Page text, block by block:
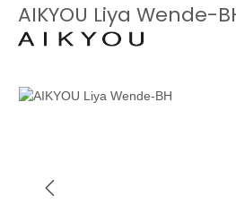
AIKYOU Liya Wende-
Bildergalerie überspringen